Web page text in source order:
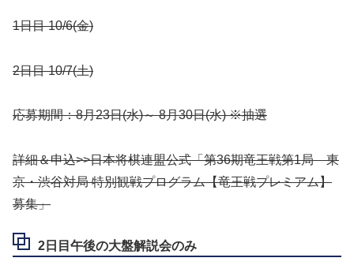
1日目 10/6(金)
2日目 10/7(土)
応募期間：8月23日(水)～ 8月30日(水) ※抽選
詳細＆申込>>日本将棋連盟公式「第36期竜王戦第1局 東
京・渋谷対局 特別観戦プログラム【竜王戦プレミアム】
募集」
2日目午後の大盤解説会のみ